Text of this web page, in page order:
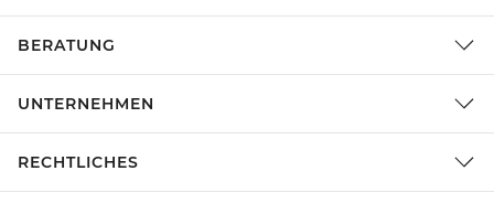
BERATUNG
UNTERNEHMEN
RECHTLICHES